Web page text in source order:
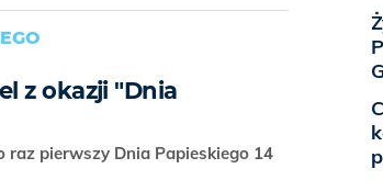
z okazji "Dnia
pierwszy Dnia Papieskiego 14